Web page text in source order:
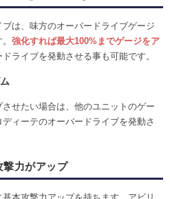
は、味方のオーバードライブゲージ
強化すれば最大100%までゲージをア
ライブを発動させる事も可能です。
せたい場合は、他のユニットのゲー
ィーテのオーバードライブを発動さ
撃力がアップ